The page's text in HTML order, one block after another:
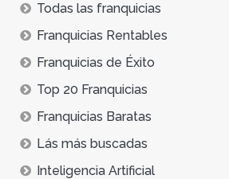
Todas las franquicias
Franquicias Rentables
Franquicias de Éxito
Top 20 Franquicias
Franquicias Baratas
Lás más buscadas
Inteligencia Artificial